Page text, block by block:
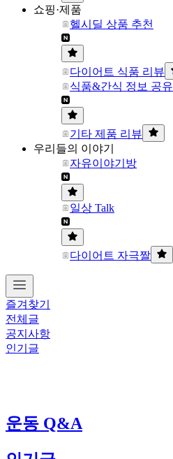
쇼핑·제품
헬시딜 상품 추천
다이어트 식품 리뷰
식품&간식 정보 공유
기타 제품 리뷰
우리들의 이야기
자유이야기방
일상 Talk
다이어트 자극짤
즐겨찾기
전체글
공지사항
인기글
운동 Q&A